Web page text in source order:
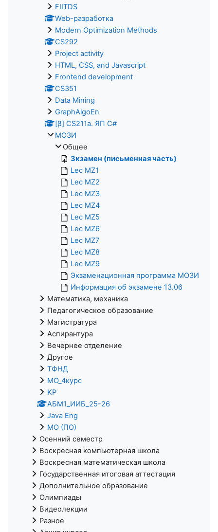
FIITDS
Web-разработка
Modern Optimization Methods
CS292
Project activity
HTML, CSS, and Javascript
Frontend development
CS351
Data Mining
GraphAlgoEn
[β] CS211a. ЯП С#
МОЗИ
Общее
Зкзамен (письменная часть)
Lec MZ1
Lec MZ2
Lec MZ3
Lec MZ4
Lec MZ5
Lec MZ6
Lec MZ7
Lec MZ8
Lec MZ9
Экзаменационная программа МОЗИ
Информация об экзамене 13.06
Математика, механика
Педагогическое образование
Магистратура
Аспирантура
Вечернее отделение
Другое
ТФНД
МО_4курс
KP
АБМ1_ИИБ_25-26
Java Eng
МО (ПО)
Осенний семестр
Воскресная компьютерная школа
Воскресная математическая школа
Государственная итоговая аттестация
Дополнительное образование
Олимпиады
Видеолекции
Разное